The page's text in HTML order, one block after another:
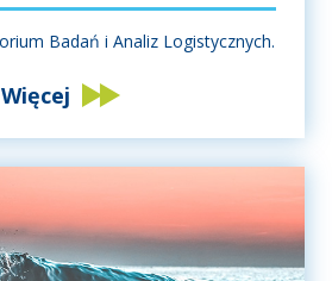
Badań i Analiz Logistycznych.
Więcej